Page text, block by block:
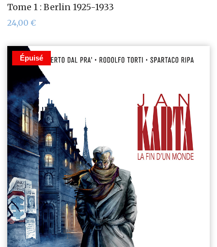
Tome 1 : Berlin 1925-1933
24,00 €
Épuisé